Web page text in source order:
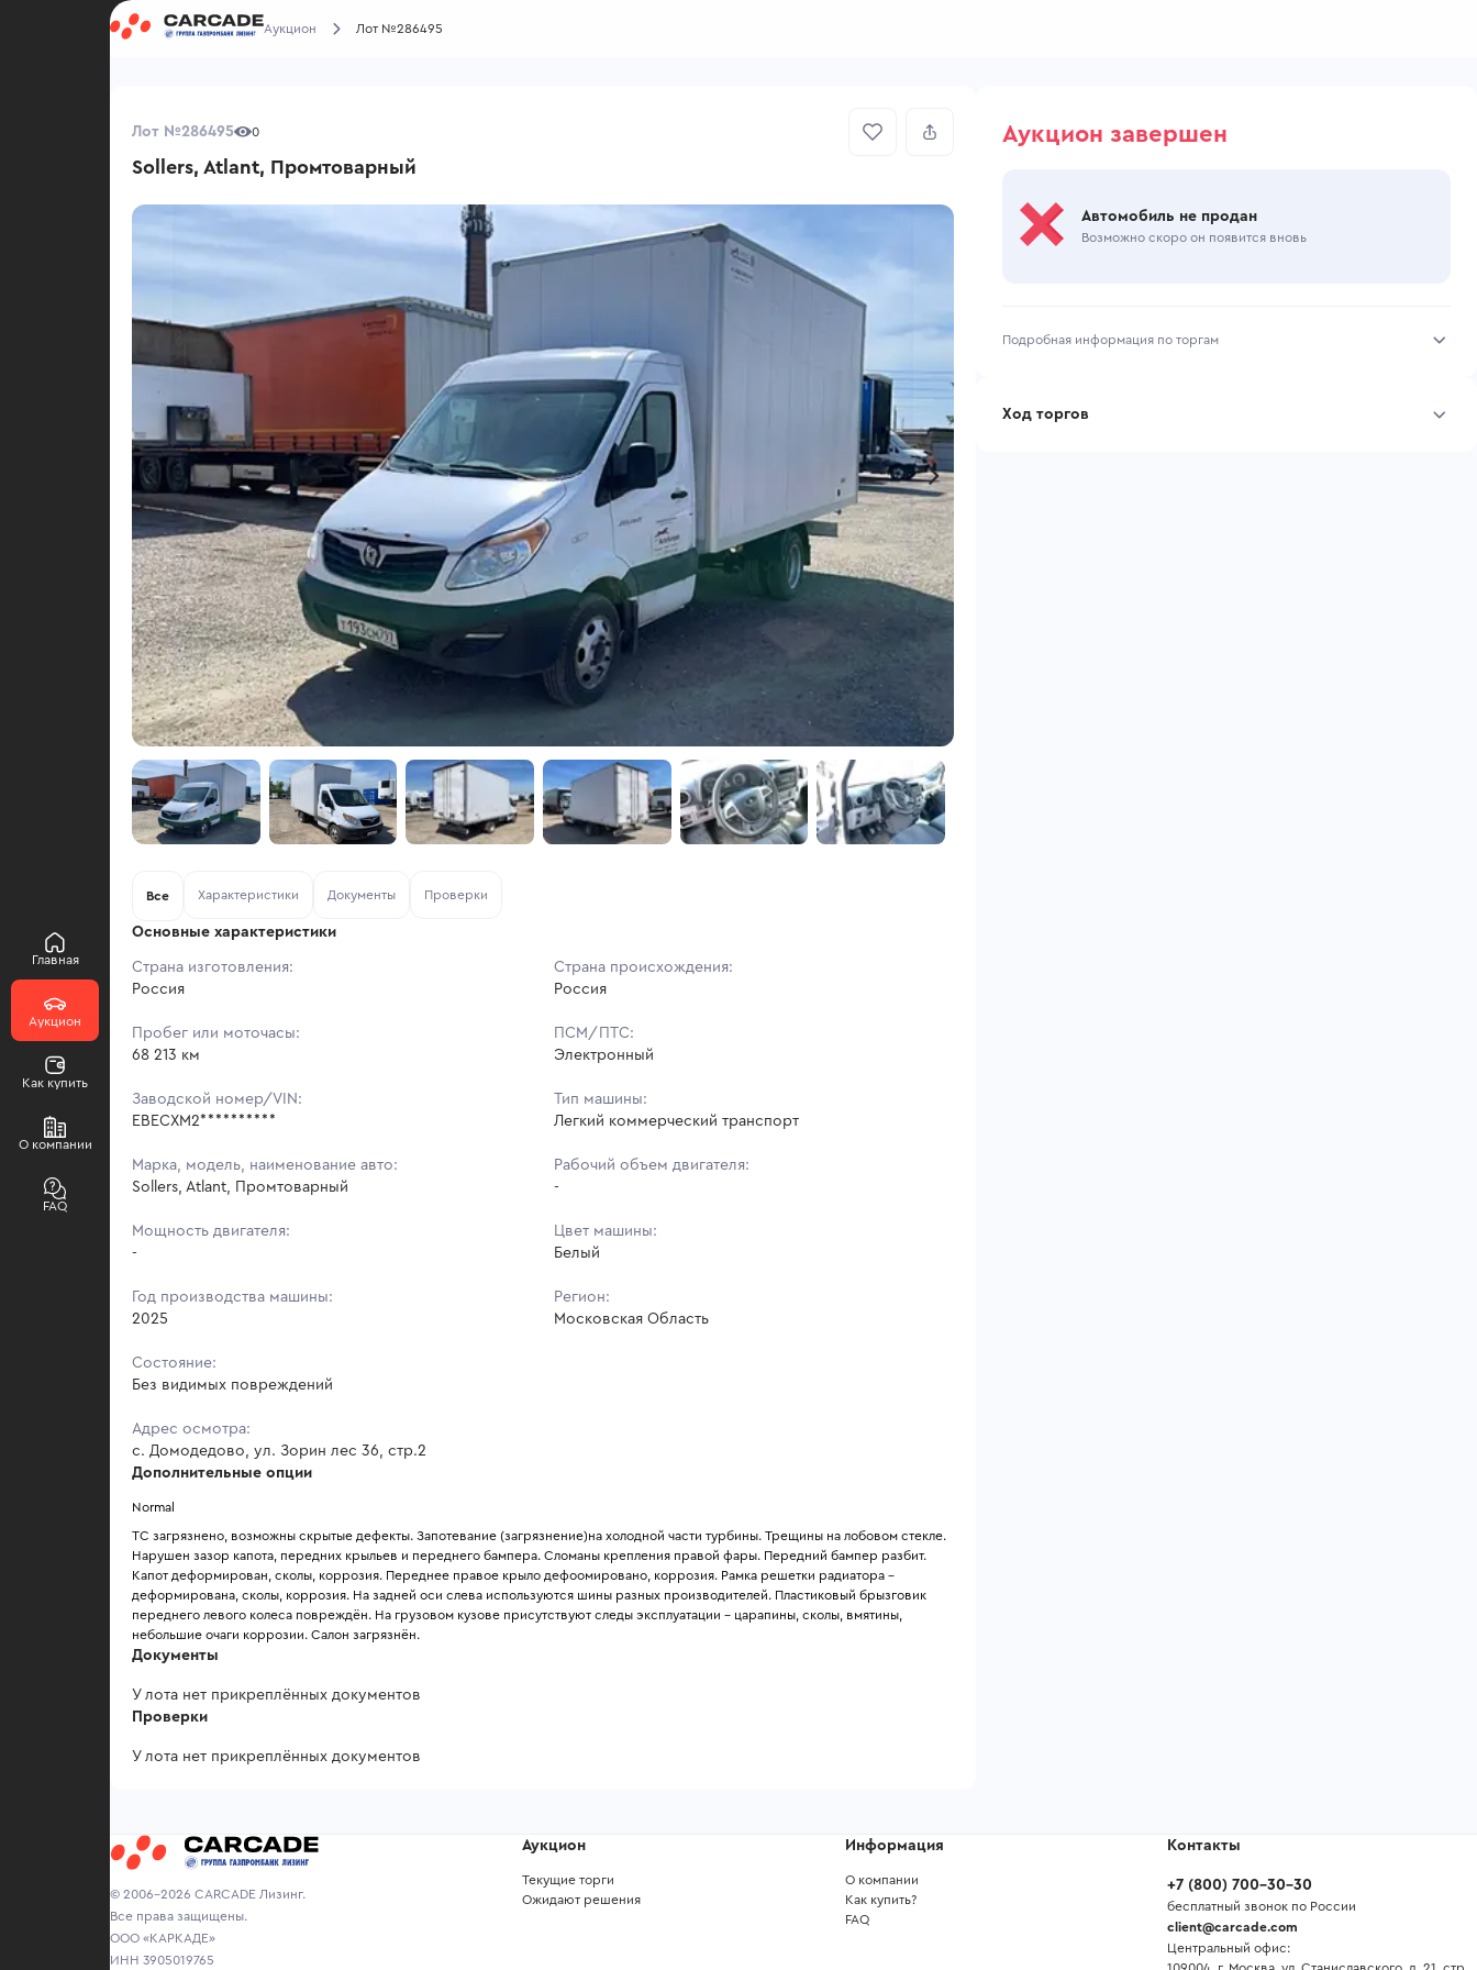
Главная
Аукцион
Как купить
О компании
FAQ
Аукцион Лот №286495
Лот №286495 0
Sollers, Atlant, Промтоварный
Все Характеристики Документы Проверки
Основные характеристики
Страна изготовления:
Россия
Страна происхождения:
Россия
Пробег или моточасы:
68 213 км
ПСМ/ПТС:
Электронный
Заводской номер/VIN:
EBECXM2**********
Тип машины:
Легкий коммерческий транспорт
Марка, модель, наименование авто:
Sollers, Atlant, Промтоварный
Рабочий объем двигателя:
-
Мощность двигателя:
-
Цвет машины:
Белый
Год производства машины:
2025
Регион:
Московская Область
Состояние:
Без видимых повреждений
Адрес осмотра:
с. Домодедово, ул. Зорин лес 36, стр.2
Дополнительные опции
Normal
ТС загрязнено, возможны скрытые дефекты. Запотевание (загрязнение)на холодной части турбины. Трещины на лобовом стекле.
Нарушен зазор капота, передних крыльев и переднего бампера. Сломаны крепления правой фары. Передний бампер разбит.
Капот деформирован, сколы, коррозия. Переднее правое крыло дефоомировано, коррозия. Рамка решетки радиатора -
деформирована, сколы, коррозия. На задней оси слева используются шины разных производителей. Пластиковый брызговик
переднего левого колеса повреждён. На грузовом кузове присутствуют следы эксплуатации - царапины, сколы, вмятины,
небольшие очаги коррозии. Салон загрязнён.
Документы
У лота нет прикреплённых документов
Проверки
У лота нет прикреплённых документов
Аукцион завершен
Автомобиль не продан
Возможно скоро он появится вновь
Подробная информация по торгам
Ход торгов
© 2006-2026 CARCADE Лизинг.
Все права защищены.
ООО «КАРКАДЕ»
ИНН 3905019765
Аукцион
Текущие торги
Ожидают решения
Информация
О компании
Как купить?
FAQ
Контакты
+7 (800) 700-30-30
бесплатный звонок по России
client@carcade.com
Центральный офис: